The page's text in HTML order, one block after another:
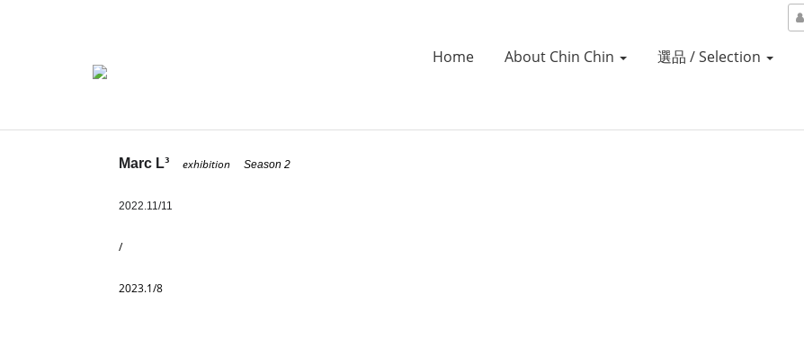
Home About Chin Chin 選品 / Selection
Marc L³ exhibition Season 2
2022.11/11
/
2023.1/8